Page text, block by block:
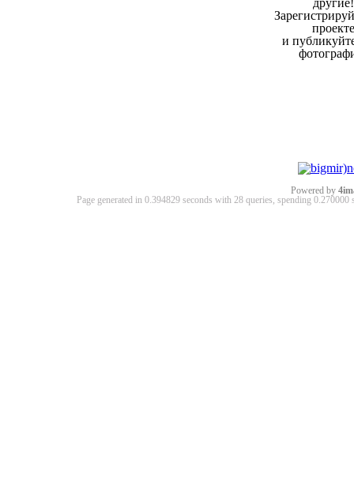
другие!
проекте
и
Powered by
Page generated in 0.394829 seconds with 28 queries, spending